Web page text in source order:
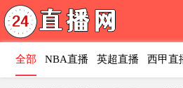
全部 NBA直播 英超直播 西甲直